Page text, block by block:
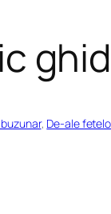
, De-ale